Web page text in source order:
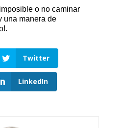
o no caminar
una manera de
Twitter
LinkedIn